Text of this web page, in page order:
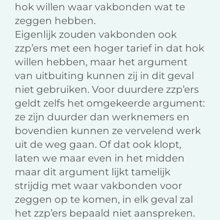
hok willen waar vakbonden wat te
zeggen hebben.
Eigenlijk zouden vakbonden ook
zzp’ers met een hoger tarief in dat hok
willen hebben, maar het argument
van uitbuiting kunnen zij in dit geval
niet gebruiken. Voor duurdere zzp’ers
geldt zelfs het omgekeerde argument:
ze zijn duurder dan werknemers en
bovendien kunnen ze vervelend werk
uit de weg gaan. Of dat ook klopt,
laten we maar even in het midden
maar dit argument lijkt tamelijk
strijdig met waar vakbonden voor
zeggen op te komen, in elk geval zal
het zzp’ers bepaald niet aanspreken.